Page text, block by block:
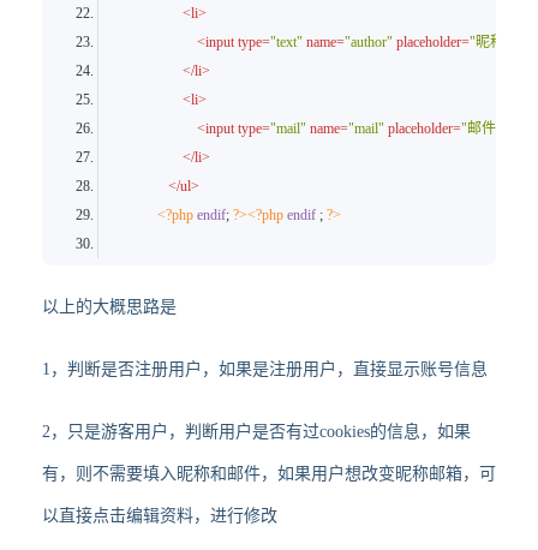
<li>
<input type="text" name="author" placeholder="昵称
</li>
<li>
<input type="mail" name="mail" placeholder="邮件
</li>
</ul>
<?php endif; ?><?php endif ; ?>
以上的大概思路是
1，判断是否注册用户，如果是注册用户，直接显示账号信息
2，只是游客用户，判断用户是否有过cookies的信息，如果
有，则不需要填入昵称和邮件，如果用户想改变昵称邮箱，可
以直接点击编辑资料，进行修改